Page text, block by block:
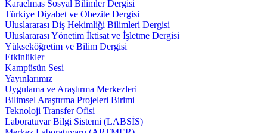
Karaelmas Sosyal Bilimler Dergisi
Türkiye Diyabet ve Obezite Dergisi
Uluslararası Diş Hekimliği Bilimleri Dergisi
Uluslararası Yönetim İktisat ve İşletme Dergisi
Yükseköğretim ve Bilim Dergisi
Etkinlikler
Kampüsün Sesi
Yayınlarımız
Uygulama ve Araştırma Merkezleri
Bilimsel Araştırma Projeleri Birimi
Teknoloji Transfer Ofisi
Laboratuvar Bilgi Sistemi (LABSİS)